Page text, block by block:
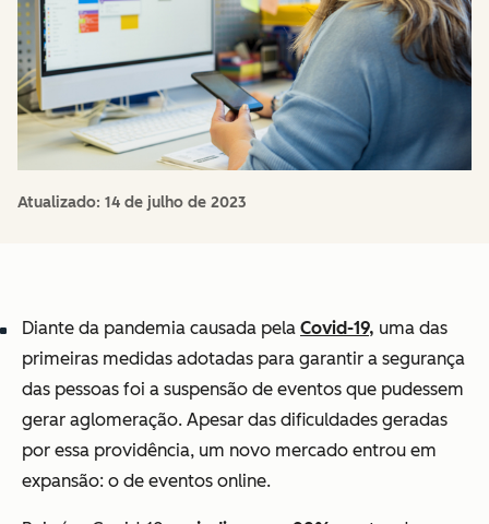
Atualizado: 14 de julho de 2023
Diante da pandemia causada pela Covid-19, uma das
primeiras medidas adotadas para garantir a segurança
das pessoas foi a suspensão de eventos que pudessem
gerar aglomeração. Apesar das dificuldades geradas
por essa providência, um novo mercado entrou em
expansão: o de eventos online.